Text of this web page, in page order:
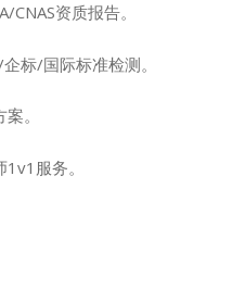
资质报告。
标/国际标准检测。
。
服务。